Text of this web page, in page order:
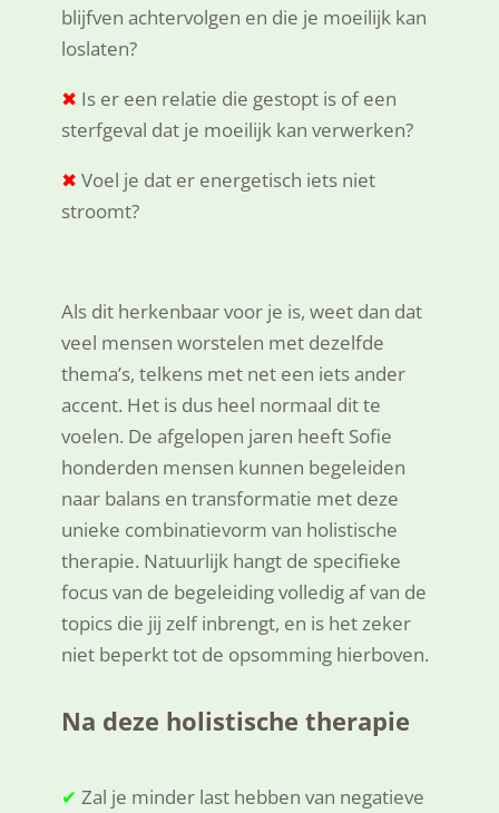
blijfven achtervolgen en die je moeilijk kan
loslaten?
✖ Is er een relatie die gestopt is of een
sterfgeval dat je moeilijk kan verwerken?
✖ Voel je dat er energetisch iets niet
stroomt?
Als dit herkenbaar voor je is, weet dan dat
veel mensen worstelen met dezelfde
thema’s, telkens met net een iets ander
accent. Het is dus heel normaal dit te
voelen. De afgelopen jaren heeft Sofie
honderden mensen kunnen begeleiden
naar balans en transformatie met deze
unieke combinatievorm van holistische
therapie. Natuurlijk hangt de specifieke
focus van de begeleiding volledig af van de
topics die jij zelf inbrengt, en is het zeker
niet beperkt tot de opsomming hierboven.
Na deze holistische therapie
✔ Zal je minder last hebben van negatieve